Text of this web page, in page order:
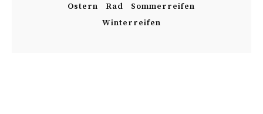
Ostern
Rad
Sommerreifen
Winterreifen